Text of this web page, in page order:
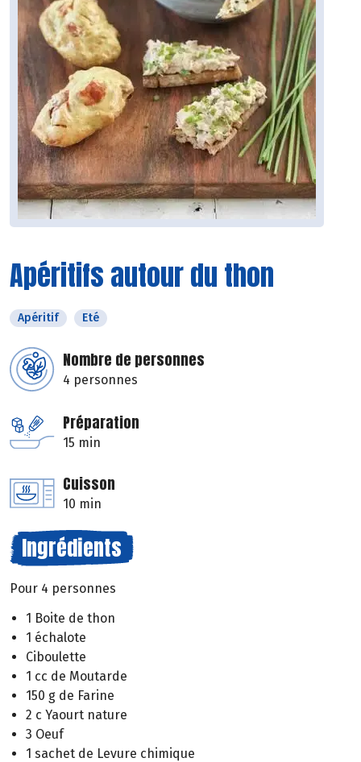
Apéritifs autour du thon
Apéritif Eté
Nombre de personnes
4 personnes
Préparation
15 min
Cuisson
10 min
Ingrédients
Pour 4 personnes
1 Boite de thon
1 échalote
Ciboulette
1 cc de Moutarde
150 g de Farine
2 c Yaourt nature
3 Oeuf
1 sachet de Levure chimique